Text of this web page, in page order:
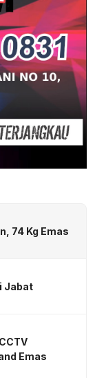
74 Kg Emas
Jabat
Emas